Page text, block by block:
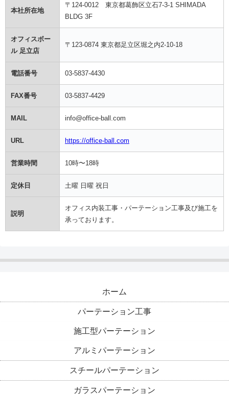
本社所在地
〒124-0012 東京都葛飾区立石7-3-1 SHIMADA
BLDG 3F
オフィスボー
ル 足立店
〒123-0874 東京都足立区堀之内2-10-18
電話番号 03-5837-4430
FAX番号 03-5837-4429
MAIL info@office-ball.com
URL https://office-ball.com
営業時間 10時〜18時
定休日 土曜 日曜 祝日
説明
オフィス内装工事・パーテーション工事及び施工を
承っております。
ホーム
パーテーション工事
施工型パーテーション
アルミパーテーション
スチールパーテーション
ガラスパーテーション